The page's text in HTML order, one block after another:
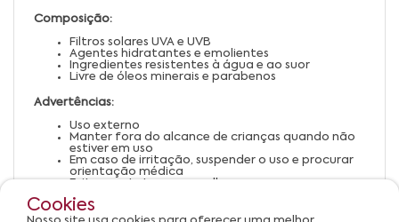
Composição:
Filtros solares UVA e UVB
Agentes hidratantes e emolientes
Ingredientes resistentes à água e ao suor
Livre de óleos minerais e parabenos
Advertências:
Uso externo
Manter fora do alcance de crianças quando não
estiver em uso
Em caso de irritação, suspender o uso e procurar
orientação médica
Evitar contato com os olhos; caso ocorra,
enxaguar abundantemente com água
Conservar em local fresco e ao abrigo da luz
direta
Cookies